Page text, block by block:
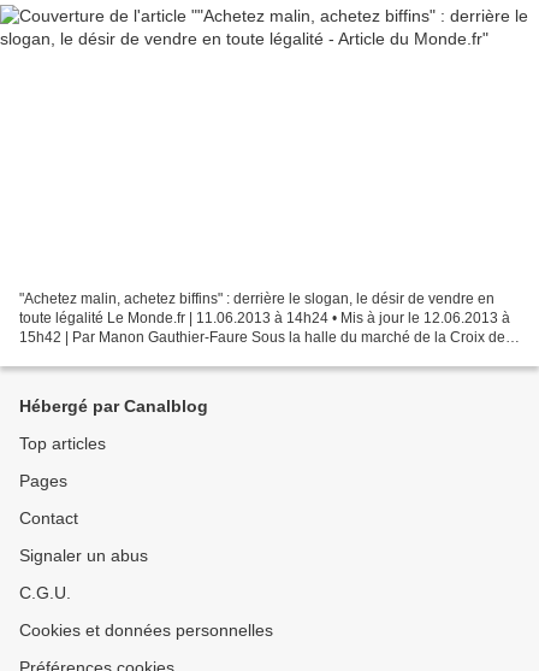
"Achetez malin, achetez biffins" : derrière le slogan, le désir de vendre en
toute légalité Le Monde.fr | 11.06.2013 à 14h24 • Mis à jour le 12.06.2013 à
15h42 | Par Manon Gauthier-Faure Sous la halle du marché de la Croix de
Hébergé par Canalblog
Top articles
Pages
Contact
Signaler un abus
C.G.U.
Cookies et données personnelles